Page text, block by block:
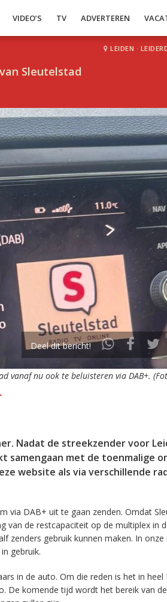
VIDEO’S TV ADVERTEREN
Sleutelstad
LEIDEN ·
Deel dit bericht!
vanaf nu ook te beluisteren via DAB+.
Nadat de streekzender voor
samengaan met de toenmalige
website als via verschillende
via DAB+ uit te gaan zenden. Omdat
de restcapaciteit op de multiplex in
zenders gebruik kunnen maken. In onze
gebruik.
in de auto. Om die reden is het in heel
De komende tijd wordt het bereik van